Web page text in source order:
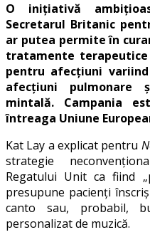
O inițiativă
Secretarul Britanic
ar putea permite în
tratamente
pentru afecțiuni
afecțiuni pulmonare
mintală. Campania
întreaga Uniune
Kat Lay a explicat pentru
strategie
Regatului Unit ca fiind
presupune pacienți
canto sau, probabil,
personalizat de muzică.